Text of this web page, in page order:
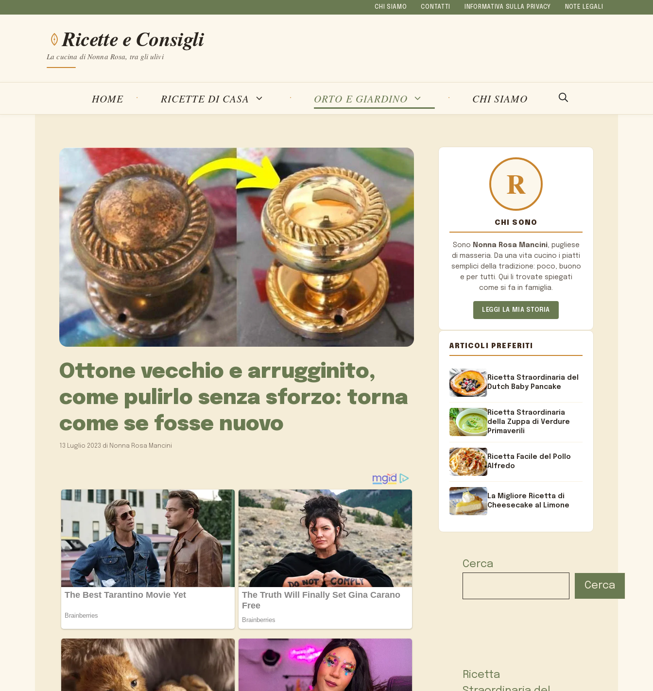
contenuto
CHI SIAMO CONTATTI INFORMATIVA SULLA PRIVACY NOTE LEGALI
Ricette e Consigli
La cucina di Nonna Rosa, tra gli ulivi
HOME RICETTE DI CASA ORTO E GIARDINO CHI SIAMO
Ottone vecchio e arrugginito,
come pulirlo senza sforzo: torna
come se fosse nuovo
13 Luglio 2023 di Nonna Rosa Mancini
CHI SONO
Sono Nonna Rosa Mancini, pugliese
di masseria. Da una vita cucino i piatti
semplici della tradizione: poco, buono
e per tutti. Qui li trovate spiegati
come si fa in famiglia.
LEGGI LA MIA STORIA
ARTICOLI PREFERITI
Ricetta Straordinaria del
Dutch Baby Pancake
Ricetta Straordinaria
della Zuppa di Verdure
Primaverili
Ricetta Facile del Pollo
Alfredo
La Migliore Ricetta di
Cheesecake al Limone
Cerca
Cerca
Ricetta